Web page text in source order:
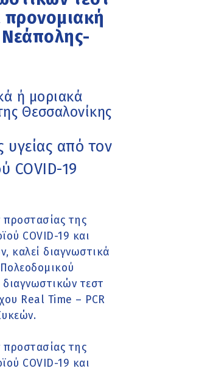
προνομιακή
Νεάπολης-
ή μοριακά
Θεσσαλονίκης
από τον
COVID-19
της
COVID-19 και
καλεί διαγνωστικά
τεστ
Real Time – PCR
της
COVID-19 και